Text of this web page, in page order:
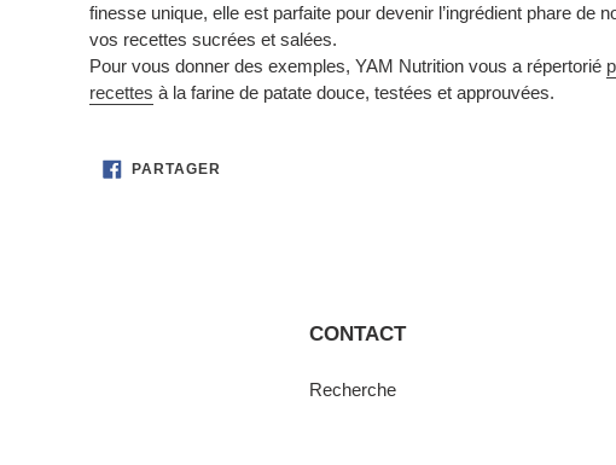
finesse unique, elle est parfaite pour devenir l’ingrédient phare de
vos recettes sucrées et salées.
Pour vous donner des exemples, YAM Nutrition vous a répertorié
recettes à la farine de patate douce, testées et approuvées.
PARTAGER
SUR
CONTACT
Recherche